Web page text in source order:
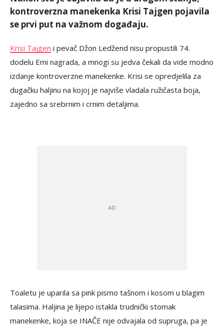
kontroverzna manekenka Krisi Tajgen pojavila
se prvi put na važnom događaju.
Krisi Tajgen i pevač Džon Ledžend nisu propustili 74.
dodelu Emi nagrada, a mnogi su jedva čekali da vide modno
izdanje kontroverzne manekenke. Krisi se opredjelila za
dugačku haljinu na kojoj je najviše vladala ružičasta boja,
zajedno sa srebrnim i crnim detaljima.
Toaletu je uparila sa pink pismo tašnom i kosom u blagim
talasima. Haljina je lijepo istakla trudnički stomak
manekenke, koja se INAČE nije odvajala od supruga, pa je